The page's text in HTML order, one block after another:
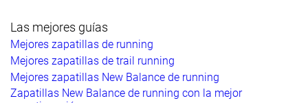
Las mejores guías
Mejores zapatillas de running
Mejores zapatillas de trail running
Mejores zapatillas New Balance de running
Zapatillas New Balance de running con la mejor